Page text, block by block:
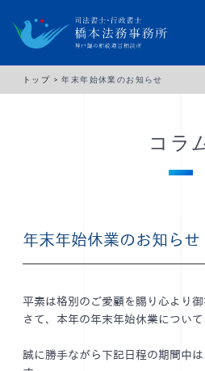
トップ >年末年始休業のお知らせ
コラ
年末年始休業のお知らせ
平素は格別のご愛顧を賜り心より御
さて、本年の年末年始休業につい
誠に勝手ながら下記日程の期間中